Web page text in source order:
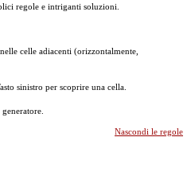
regole e intriganti soluzioni.
celle adiacenti (orizzontalmente,
sinistro per scoprire una cella.
Nascondi le regole